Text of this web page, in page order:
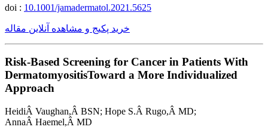
doi : 10.1001/jamadermatol.2021.5625
خرید پکیج و مشاهده آنلاین مقاله
Risk-Based Screening for Cancer in Patients With
DermatomyositisToward a More Individualized
Approach
HeidiÂ Vaughan,Â BSN; Hope S.Â Rugo,Â MD;
AnnaÂ Haemel,Â MD